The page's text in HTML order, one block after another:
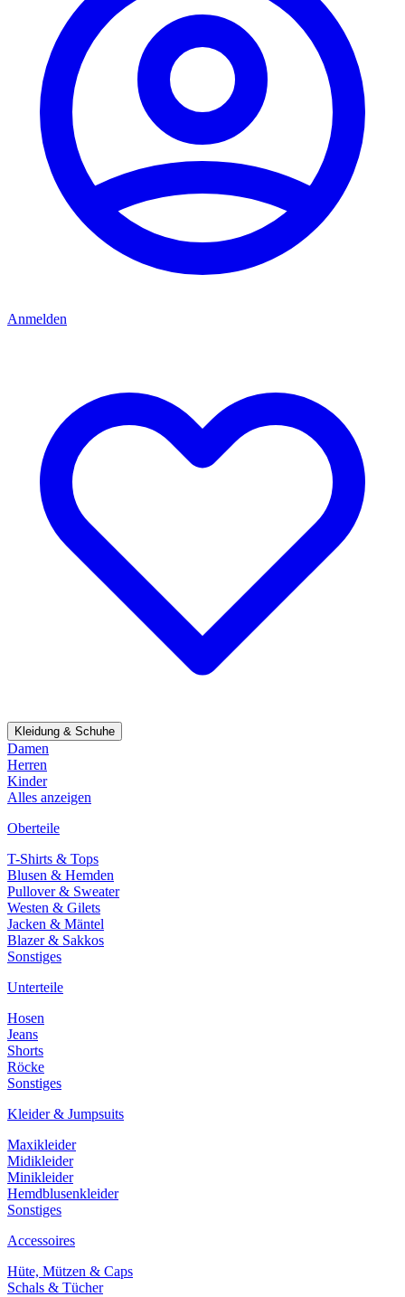
Anmelden
Kleidung & Schuhe
Damen
Herren
Kinder
Alles anzeigen
Oberteile
T-Shirts & Tops
Blusen & Hemden
Pullover & Sweater
Westen & Gilets
Jacken & Mäntel
Blazer & Sakkos
Sonstiges
Unterteile
Hosen
Jeans
Shorts
Röcke
Sonstiges
Kleider & Jumpsuits
Maxikleider
Midikleider
Minikleider
Hemdblusenkleider
Sonstiges
Accessoires
Hüte, Mützen & Caps
Schals & Tücher